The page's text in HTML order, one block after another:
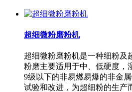
超细微粉磨粉机
超细微粉磨粉机是一种细粉及
粉磨主要适用于中、低硬度，
9级以下的非易燃易爆的非金
试验和改进，为超细粉的生产